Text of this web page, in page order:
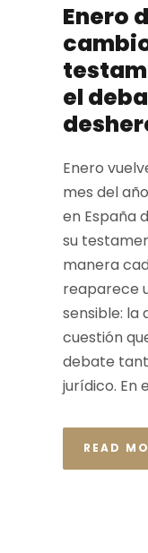
Enero
el
Enero
mes del
en España
su
manera
reaparece
sensible: la
cuestión
debate
jurídico. En
READ